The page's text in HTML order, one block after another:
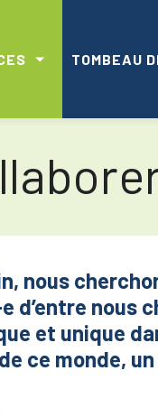
TOMBEAU
nous
d’entre nous
et unique
ce monde,